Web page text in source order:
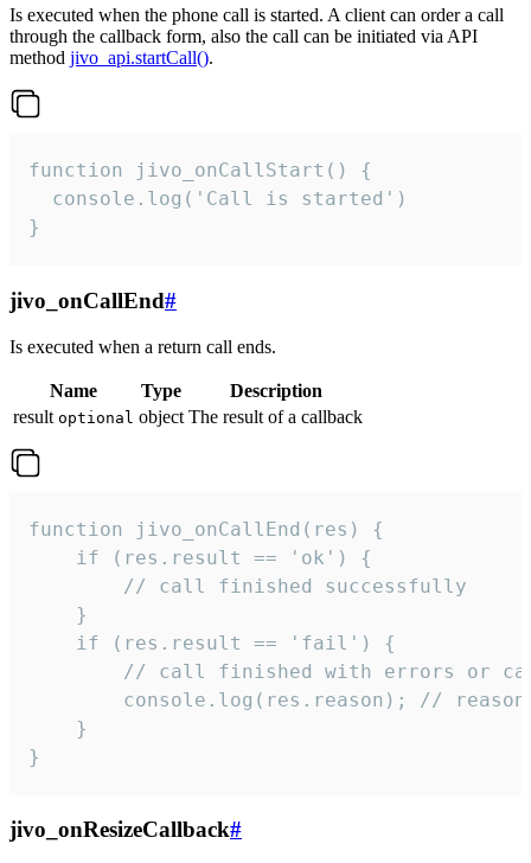
Is executed when the phone call is started. A client can order a call
through the callback form, also the call can be initiated via API
method jivo_api.startCall().
function jivo_onCallStart() {
  console.log('Call is started')
}
jivo_onCallEnd#
Is executed when a return call ends.
Name Type
Description
result optional object The result of a callback
function jivo_onCallEnd(res) {
    if (res.result == 'ok') {
        // call finished successfully
    }
    if (res.result == 'fail') {
// call finished with errors or
console.log(res.reason); //
    }
}
jivo_onResizeCallback#